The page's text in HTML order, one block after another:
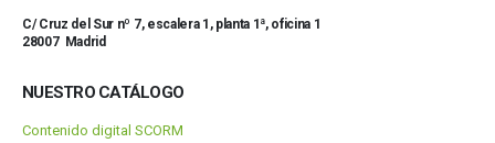
C/ Cruz del Sur nº 7, escalera 1, planta 1ª, oficina 1
28007 Madrid
NUESTRO CATÁLOGO
Contenido digital SCORM